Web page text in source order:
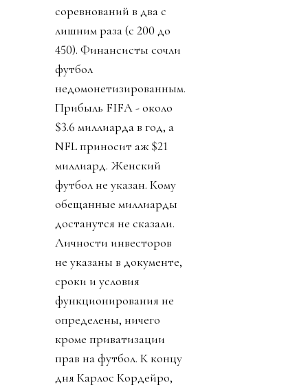
соревнований в два с
лишним раза (с 200 до
450). Финансисты сочли
футбол
недомонетизированным.
Прибыль FIFA - около
$3.6 миллиарда в год, а
NFL приносит аж $21
миллиард. Женский
футбол не указан. Кому
обещанные миллиарды
достанутся не сказали.
Личности инвесторов
не указаны в документе,
сроки и условия
функционирования не
определены, ничего
кроме приватизации
прав на футбол. К концу
дня Карлос Кордейро,